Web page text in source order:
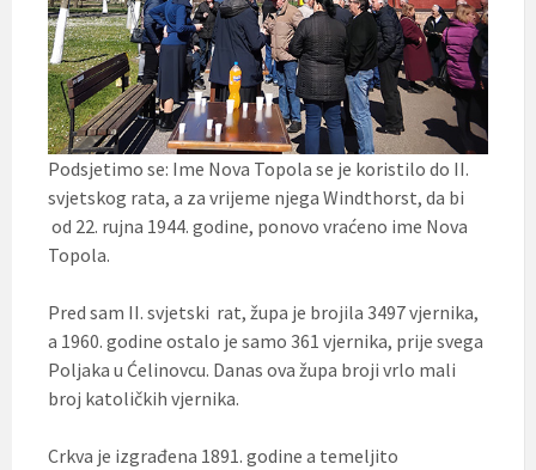
Podsjetimo se: Ime Nova Topola se je koristilo do II.
svjetskog rata, a za vrijeme njega Windthorst, da bi
od 22. rujna 1944. godine, ponovo vraćeno ime Nova
Topola.
Pred sam II. svjetski rat, župa je brojila 3497 vjernika,
a 1960. godine ostalo je samo 361 vjernika, prije svega
Poljaka u Ćelinovcu. Danas ova župa broji vrlo mali
broj katoličkih vjernika.
Crkva je izgrađena 1891. godine a temeljito